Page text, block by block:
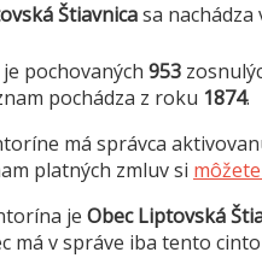
Štiavnicasa
pochovaných 953
pochádza z roku 1874.
má správca
platných zmluv si
je Obec Liptovská
má v správe iba tento